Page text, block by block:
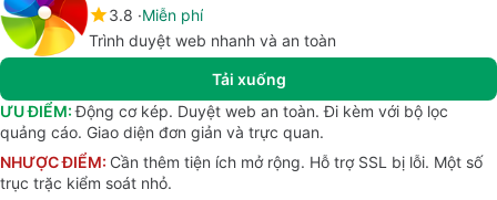
3.8 Miễn phí
Trình duyệt web nhanh và an toàn
Tải xuống
ƯU ĐIỂM:Động cơ kép. Duyệt web an toàn. Đi kèm với bộ lọc
quảng cáo. Giao diện đơn giản và trực quan.
NHƯỢC ĐIỂM: Cần thêm tiện ích mở rộng. Hỗ trợ SSL bị lỗi. Một số
trục trặc kiểm soát nhỏ.